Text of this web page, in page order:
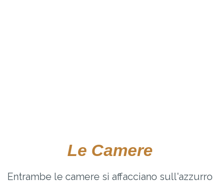
Le Camere
Entrambe le camere si affacciano sull'azzurro